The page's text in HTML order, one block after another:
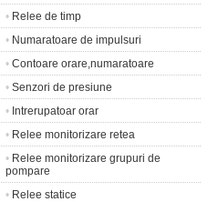
• Relee de timp
• Numaratoare de impulsuri
• Contoare orare,numaratoare
• Senzori de presiune
• Intrerupatoar orar
• Relee monitorizare retea
• Relee monitorizare grupuri de
pompare
• Relee statice